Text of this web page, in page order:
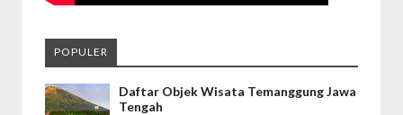
POPULER
Daftar Objek Wisata Temanggung Jawa
Tengah